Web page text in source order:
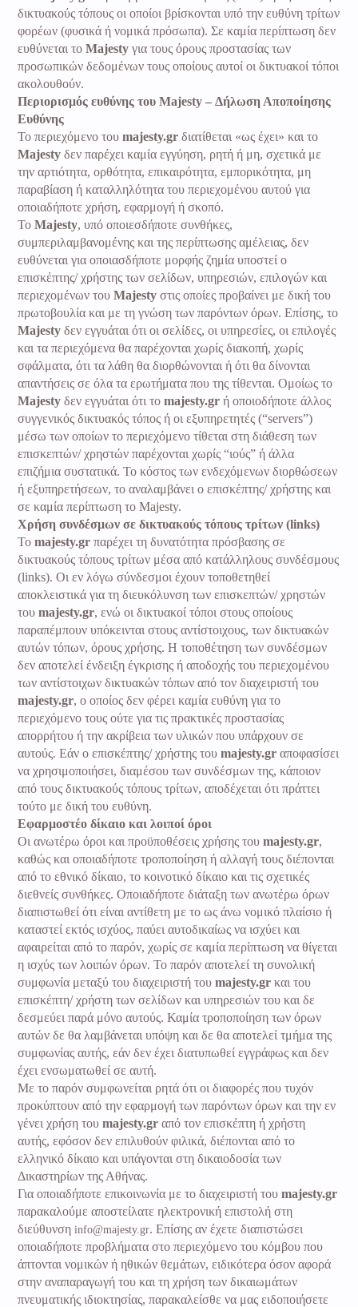
δικτυακούς τόπους οι οποίοι βρίσκονται υπό την ευθύνη τρίτων
φορέων (φυσικά ή νομικά πρόσωπα). Σε καμία περίπτωση δεν
ευθύνεται τοMajesty για τους όρους προστασίας των
προσωπικών δεδομένων τους οποίους αυτοί οι δικτυακοί τόποι
ακολουθούν.
Περιορισμός ευθύνης του Majesty – Δήλωση Αποποίησης
Ευθύνης
Το περιεχόμενο τουmajesty.gr διατίθεται «ως έχει» και το
Majesty δεν παρέχει καμία εγγύηση, ρητή ή μη, σχετικά με
την αρτιότητα, ορθότητα, επικαιρότητα, εμπορικότητα, μη
παραβίαση ή καταλληλότητα του περιεχομένου αυτού για
οποιαδήποτε χρήση, εφαρμογή ή σκοπό.
ΤοMajesty, υπό οποιεσδήποτε συνθήκες,
συμπεριλαμβανομένης και της περίπτωσης αμέλειας, δεν
ευθύνεται για οποιασδήποτε μορφής ζημία υποστεί ο
επισκέπτης/ χρήστης των σελίδων, υπηρεσιών, επιλογών και
περιεχομένων τουMajesty στις οποίες προβαίνει με δική του
πρωτοβουλία και με τη γνώση των παρόντων όρων. Επίσης, το
Majesty δεν εγγυάται ότι οι σελίδες, οι υπηρεσίες, οι επιλογές
και τα περιεχόμενα θα παρέχονται χωρίς διακοπή, χωρίς
σφάλματα, ότι τα λάθη θα διορθώνονται ή ότι θα δίνονται
απαντήσεις σε όλα τα ερωτήματα που της τίθενται. Ομοίως το
Majesty δεν εγγυάται ότι τοmajesty.gr ή οποιοδήποτε άλλος
συγγενικός δικτυακός τόπος ή οι εξυπηρετητές (“servers”)
μέσω των οποίων το περιεχόμενο τίθεται στη διάθεση των
επισκεπτών/ χρηστών παρέχονται χωρίς “ιούς” ή άλλα
επιζήμια συστατικά. Το κόστος των ενδεχόμενων διορθώσεων
ή εξυπηρετήσεων, το αναλαμβάνει ο επισκέπτης/ χρήστης και
σε καμία περίπτωση το Majesty.
Χρήση συνδέσμων σε δικτυακούς τόπους τρίτων (links)
Τοmajesty.gr παρέχει τη δυνατότητα πρόσβασης σε
δικτυακούς τόπους τρίτων μέσα από κατάλληλους συνδέσμους
(links). Οι εν λόγω σύνδεσμοι έχουν τοποθετηθεί
αποκλειστικά για τη διευκόλυνση των επισκεπτών/ χρηστών
τουmajesty.gr, ενώ οι δικτυακοί τόποι στους οποίους
παραπέμπουν υπόκεινται στους αντίστοιχους, των δικτυακών
αυτών τόπων, όρους χρήσης. Η τοποθέτηση των συνδέσμων
δεν αποτελεί ένδειξη έγκρισης ή αποδοχής του περιεχομένου
των αντίστοιχων δικτυακών τόπων από τον διαχειριστή του
majesty.gr, ο οποίος δεν φέρει καμία ευθύνη για το
περιεχόμενο τους ούτε για τις πρακτικές προστασίας
απορρήτου ή την ακρίβεια των υλικών που υπάρχουν σε
αυτούς. Εάν ο επισκέπτης/ χρήστης τουmajesty.gr αποφασίσει
να χρησιμοποιήσει, διαμέσου των συνδέσμων της, κάποιον
από τους δικτυακούς τόπους τρίτων, αποδέχεται ότι πράττει
τούτο με δική του ευθύνη.
Εφαρμοστέο δίκαιο και λοιποί όροι
Οι ανωτέρω όροι και προϋποθέσεις χρήσης τουmajesty.gr,
καθώς και οποιαδήποτε τροποποίηση ή αλλαγή τους διέπονται
από το εθνικό δίκαιο, το κοινοτικό δίκαιο και τις σχετικές
διεθνείς συνθήκες. Οποιαδήποτε διάταξη των ανωτέρω όρων
διαπιστωθεί ότι είναι αντίθετη με το ως άνω νομικό πλαίσιο ή
καταστεί εκτός ισχύος, παύει αυτοδικαίως να ισχύει και
αφαιρείται από το παρόν, χωρίς σε καμία περίπτωση να θίγεται
η ισχύς των λοιπών όρων. Το παρόν αποτελεί τη συνολική
συμφωνία μεταξύ του διαχειριστή τουmajesty.gr και του
επισκέπτη/ χρήστη των σελίδων και υπηρεσιών του και δε
δεσμεύει παρά μόνο αυτούς. Καμία τροποποίηση των όρων
αυτών δε θα λαμβάνεται υπόψη και δε θα αποτελεί τμήμα της
συμφωνίας αυτής, εάν δεν έχει διατυπωθεί εγγράφως και δεν
έχει ενσωματωθεί σε αυτή.
Με το παρόν συμφωνείται ρητά ότι οι διαφορές που τυχόν
προκύπτουν από την εφαρμογή των παρόντων όρων και την εν
γένει χρήση τουmajesty.gr από τον επισκέπτη ή χρήστη
αυτής, εφόσον δεν επιλυθούν φιλικά, διέπονται από το
ελληνικό δίκαιο και υπάγονται στη δικαιοδοσία των
Δικαστηρίων της Αθήνας.
Για οποιαδήποτε επικοινωνία με το διαχειριστή τουmajesty.gr
παρακαλούμε αποστείλατε ηλεκτρονική επιστολή στη
διεύθυνσηinfo@majesty.gr. Επίσης αν έχετε διαπιστώσει
οποιαδήποτε προβλήματα στο περιεχόμενο του κόμβου που
άπτονται νομικών ή ηθικών θεμάτων, ειδικότερα όσον αφορά
στην αναπαραγωγή του και τη χρήση των δικαιωμάτων
πνευματικής ιδιοκτησίας, παρακαλείσθε να μας ειδοποιήσετε